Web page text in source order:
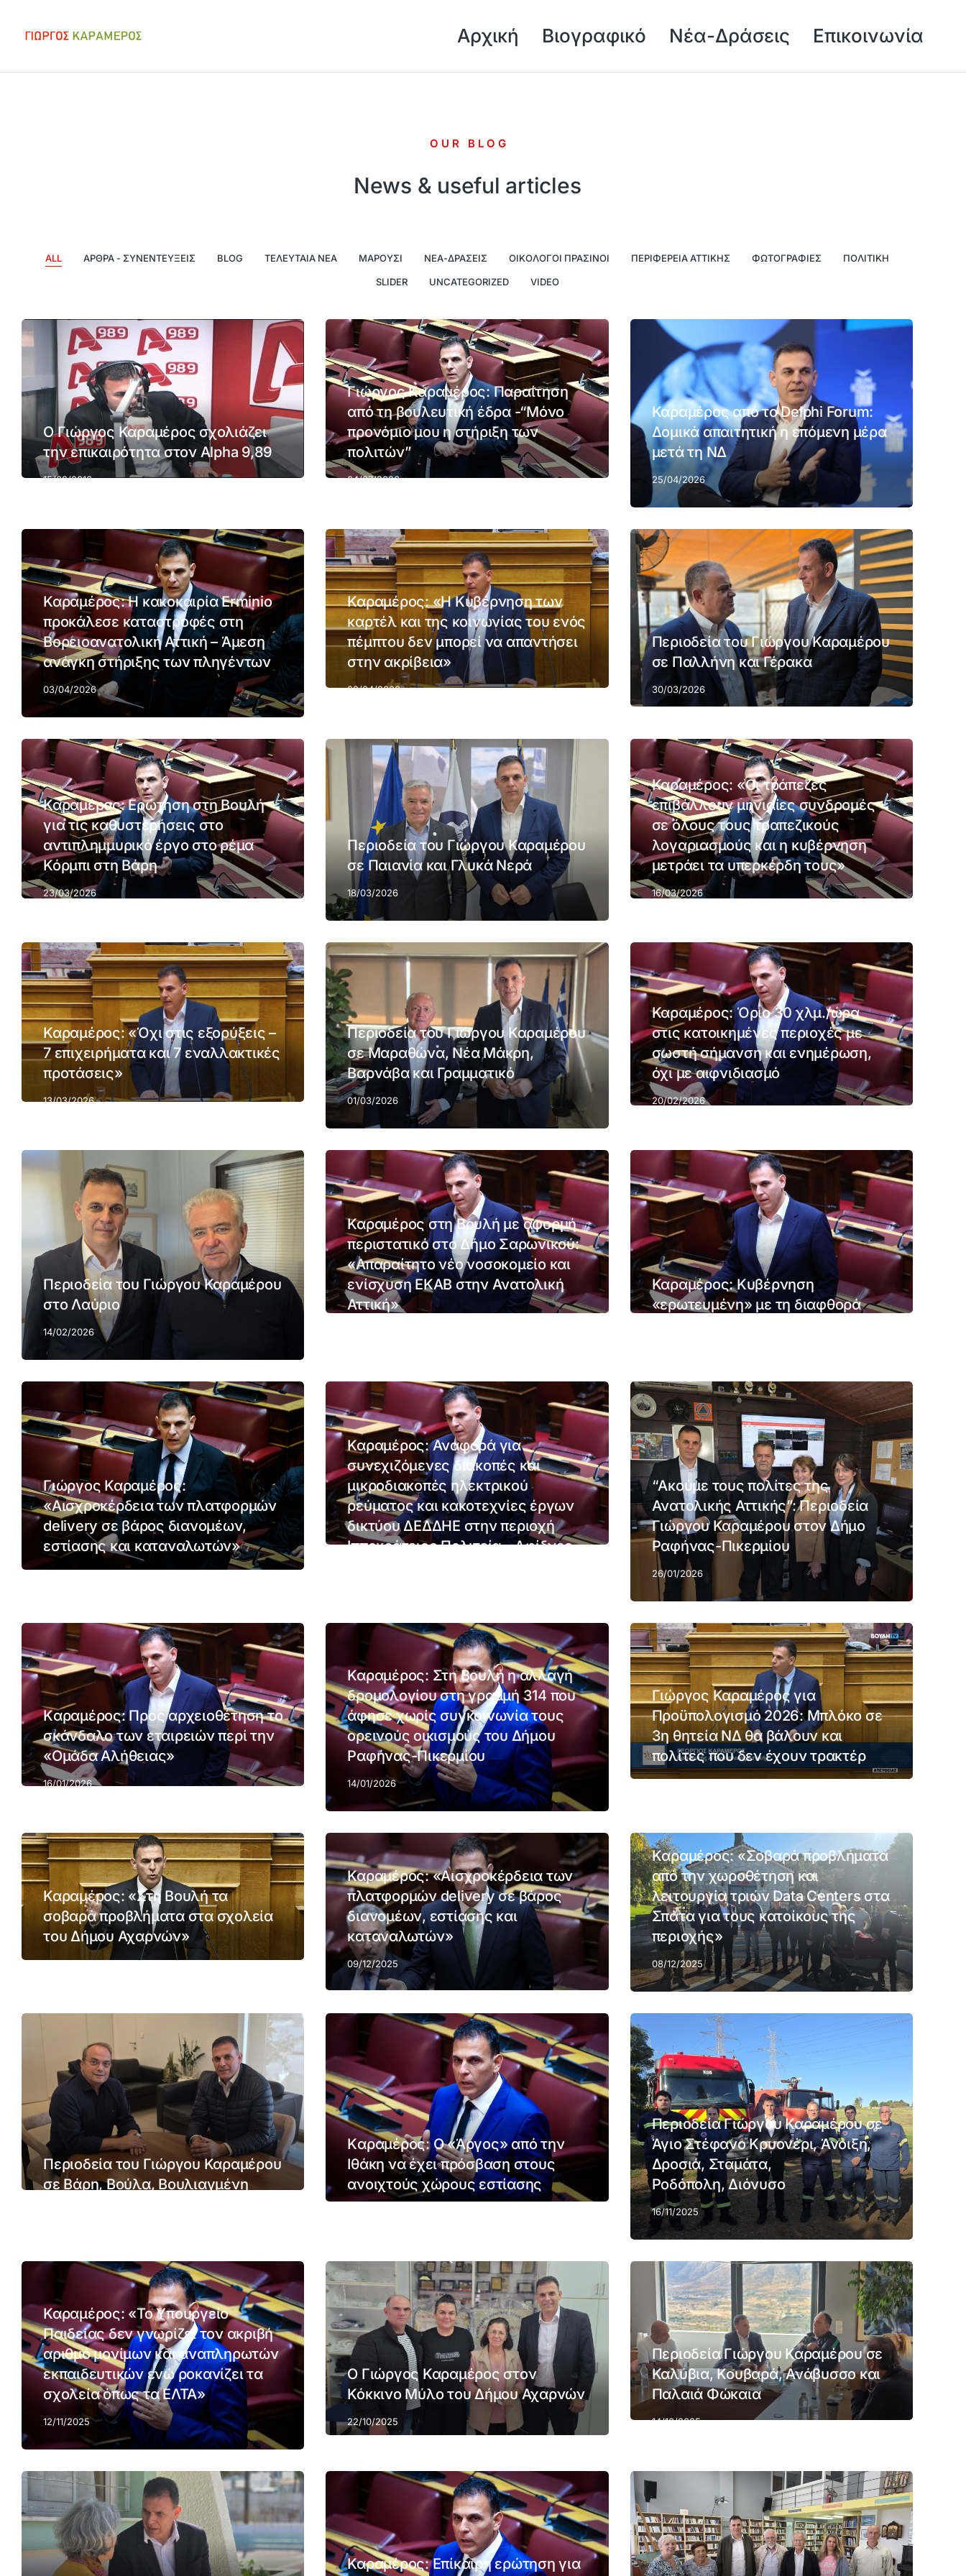
Αρχική Βιογραφικό Νέα-Δράσεις Επικοινωνία
OUR BLOG
News & useful articles
ALL ΆΡΘΡΑ - ΣΥΝΕΝΤΕΎΞΕΙΣ BLOG ΤΕΛΕΥΤΑΊΑ ΝΈΑ ΜΑΡΟΎΣΙ ΝΈΑ-ΔΡΆΣΕΙΣ ΟΙΚΟΛΌΓΟΙ ΠΡΆΣΙΝΟΙ ΠΕΡΙΦΈΡΕΙΑ ΑΤΤΙΚΉΣ ΦΩΤΟΓΡΑΦΊΕΣ ΠΟΛΙΤΙΚΉ
SLIDER UNCATEGORIZED VIDEO
Ο Γιώργος Καραμέρος σχολιάζει
την επικαιρότητα στον Alpha 9,89
15/02/2016
Γιώργος Καραμέρος: Παραίτηση
από τη βουλευτική έδρα -“Μόνο
προνόμιο μου η στήριξη των
πολιτών”
04/07/2026
Καραμέρος από το Delphi Forum:
Δομικά απαιτητική η επόμενη μέρα
μετά τη ΝΔ
25/04/2026
Καραμέρος: Η κακοκαιρία Erminio
προκάλεσε καταστροφές στη
Βορειοανατολική Αττική – Άμεση
ανάγκη στήριξης των πληγέντων
03/04/2026
Καραμέρος: «Η Κυβέρνηση των
καρτέλ και της κοινωνίας του ενός
πέμπτου δεν μπορεί να απαντήσει
στην ακρίβεια»
02/04/2026
Περιοδεία του Γιώργου Καραμέρου
σε Παλλήνη και Γέρακα
30/03/2026
Καραμέρος: Ερώτηση στη Βουλή
για τις καθυστερήσεις στο
αντιπλημμυρικό έργο στο ρέμα
Κόρμπι στη Βάρη
23/03/2026
Περιοδεία του Γιώργου Καραμέρου
σε Παιανία και Γλυκά Νερά
18/03/2026
Καραμέρος: «Οι τράπεζες
επιβάλλουν μηνιαίες συνδρομές
σε όλους τους τραπεζικούς
λογαριασμούς και η κυβέρνηση
μετράει τα υπερκέρδη τους»
16/03/2026
Καραμέρος: «Όχι στις εξορύξεις –
7 επιχειρήματα και 7 εναλλακτικές
προτάσεις»
13/03/2026
Περιοδεία του Γιώργου Καραμέρου
σε Μαραθώνα, Νέα Μάκρη,
Βαρνάβα και Γραμματικό
01/03/2026
Καραμέρος: Όριο 30 χλμ./ώρα
στις κατοικημένες περιοχές με
σωστή σήμανση και ενημέρωση,
όχι με αιφνιδιασμό
20/02/2026
Περιοδεία του Γιώργου Καραμέρου
στο Λαύριο
14/02/2026
Καραμέρος στη Βουλή με αφορμή
περιστατικό στο Δήμο Σαρωνικού:
«Απαραίτητο νέο νοσοκομείο και
ενίσχυση ΕΚΑΒ στην Ανατολική
Αττική»
Καραμέρος: Κυβέρνηση
«ερωτευμένη» με τη διαφθορά
Γιώργος Καραμέρος:
«Αισχροκέρδεια των πλατφορμών
delivery σε βάρος διανομέων,
εστίασης και καταναλωτών»
02/02/2026
Καραμέρος: Αναφορά για
συνεχιζόμενες διακοπές και
μικροδιακοπές ηλεκτρικού
ρεύματος και κακοτεχνίες έργων
δικτύου ΔΕΔΔΗΕ στην περιοχή
Ιπποκράτειος Πολιτεία – Αφίδνες
“Ακούμε τους πολίτες της
Ανατολικής Αττικής”: Περιοδεία
Γιώργου Καραμέρου στον Δήμο
Ραφήνας-Πικερμίου
26/01/2026
Kαραμέρος: Προς αρχειοθέτηση το
σκάνδαλο των εταιρειών περί την
«Ομάδα Αλήθειας»
16/01/2026
Καραμέρος: Στη Βουλή η αλλαγή
δρομολογίου στη γραμμή 314 που
άφησε χωρίς συγκοινωνία τους
ορεινούς οικισμούς του Δήμου
Ραφήνας-Πικερμίου
14/01/2026
Γιώργος Καραμέρος για
Προϋπολογισμό 2026: Μπλόκο σε
3η θητεία ΝΔ θα βάλουν και
πολίτες που δεν έχουν τρακτέρ
Καραμέρος: «Στη Βουλή τα
σοβαρά προβλήματα στα σχολεία
του Δήμου Αχαρνών»
10/12/2025
Καραμέρος: «Αισχροκέρδεια των
πλατφορμών delivery σε βάρος
διανομέων, εστίασης και
καταναλωτών»
09/12/2025
Kαραμέρος: «Σοβαρά προβλήματα
από την χωροθέτηση και
λειτουργία τριών Data Centers στα
Σπάτα για τους κατοίκους της
περιοχής»
08/12/2025
Περιοδεία του Γιώργου Καραμέρου
σε Βάρη, Βούλα, Βουλιαγμένη
Kαραμέρος: Ο «Άργος» από την
Ιθάκη να έχει πρόσβαση στους
ανοιχτούς χώρους εστίασης
Περιοδεία Γιώργου Καραμέρου σε
Άγιο Στέφανο Κρυονέρι, Άνοιξη,
Δροσιά, Σταμάτα,
Ροδόπολη, Διόνυσο
16/11/2025
Καραμέρος: «Το Υπουργείο
Παιδείας δεν γνωρίζει τον ακριβή
αριθμό μονίμων και αναπληρωτών
εκπαιδευτικών ενώ ροκανίζει τα
σχολεία όπως τα ΕΛΤΑ»
12/11/2025
Ο Γιώργος Καραμέρος στον
Κόκκινο Μύλο του Δήμου Αχαρνών
22/10/2025
Περιοδεία Γιώργου Καραμέρου σε
Καλύβια, Κουβαρά, Ανάβυσσο και
Παλαιά Φώκαια
14/10/2025
Καραμέρος: Επίκαιρη ερώτηση για